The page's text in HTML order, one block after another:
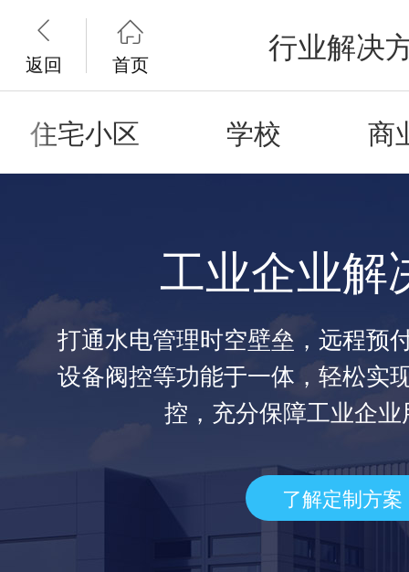

返回

首页 行业解决
住宅小区 学校 商
工业企业解
打通水电管理时空壁垒，远程预
设备阀控等功能于一体，轻松实
控，充分保障工业企
了解定制方案